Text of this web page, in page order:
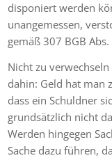
disponiert werden
unangemessen,
gemäß 307 BGB
Nicht zu
dahin: Geld hat man
dass ein Schuldner
grundsätzlich nicht
Werden hingegen
Sache dazu führen,